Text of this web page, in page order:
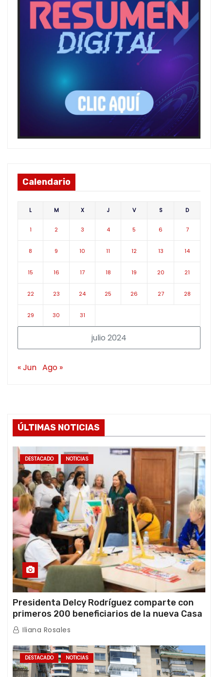
Calendario
julio 2024
L M X J V S D
1 2 3 4 5 6 7
8 9 10 11 12 13 14
15 16 17 18 19 20 21
22 23 24 25 26 27 28
29 30 31
« Jun Ago »
ÚLTIMAS NOTICIAS
DESTACADO NOTICIAS
Presidenta Delcy Rodríguez comparte con
primeros 200 beneficiarios de la nueva Casa
de los Abuelos “La Primavera” en Caracas
Iliana Rosales
DESTACADO NOTICIAS